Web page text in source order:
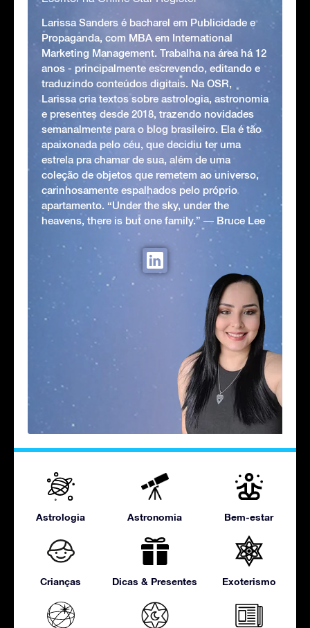
Larissa Sanders é bacharel em Publicidade e
Propaganda, com MBA em International
Marketing Management. Trabalha na área há 12
anos - principalmente escrevendo, editando e
traduzindo conteúdos digitais. Na OSR,
Larissa cria textos sobre astrologia, astronomia
e presentes desde 2018, trazendo novidades
semanalmente para o blog brasileiro. Ela é tão
apaixonada pelo céu, que decidiu ter uma
estrela pra chamar de sua, além de uma
coleção de objetos que remetem ao universo,
carinhosamente espalhados pelo próprio
apartamento. “Under the sky, under the
heavens, there is but one family.” ― Bruce Lee
Astrologia Astronomia Bem-estar
Crianças Dicas & Presentes Exoterismo